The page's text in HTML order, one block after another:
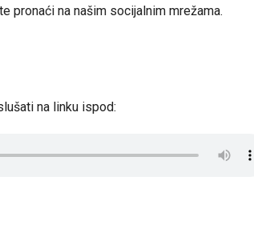
pronaći na našim socijalnim mrežama.
na linku ispod: